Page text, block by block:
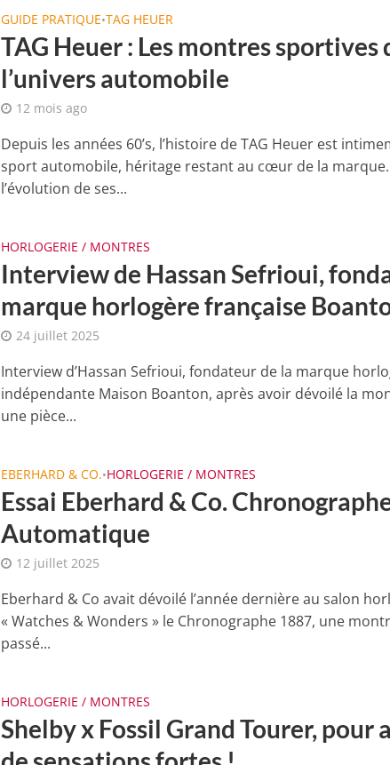
GUIDE PRATIQUE•TAG HEUER
TAG Heuer : Les montres sportives
l’univers automobile
12 mois ago
Depuis les années 60’s, l’histoire de TAG Heuer est
sport automobile, héritage restant au cœur de la
l’évolution de ses...
HORLOGERIE / MONTRES
Interview de Hassan Sefrioui,
marque horlogère française
24 juillet 2025
Interview d’Hassan Sefrioui, fondateur de la marque
indépendante Maison Boanton, après avoir dévoilé la
une pièce...
EBERHARD & CO.•HORLOGERIE / MONTRES
Essai Eberhard & Co.
Automatique
12 juillet 2025
Eberhard & Co avait dévoilé l’année dernière au salon
« Watches & Wonders » le Chronographe 1887, une
passé...
HORLOGERIE / MONTRES
Shelby x Fossil Grand Tourer, pour